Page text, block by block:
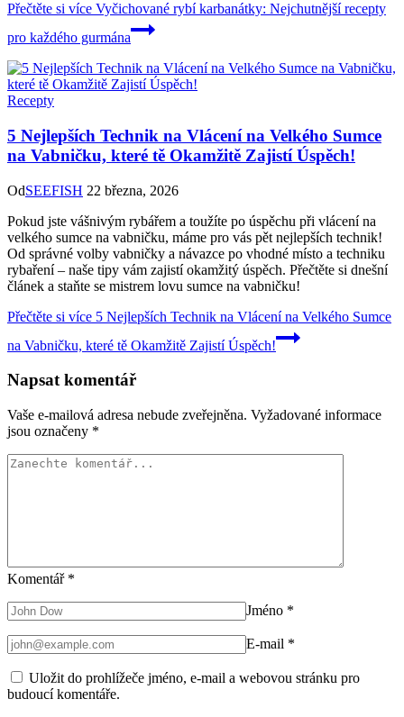
Přečtěte si více Vyčichované rybí karbanátky: Nejchutnější recepty
pro každého gurmána
Recepty
5 Nejlepších Technik na Vlácení na Velkého Sumce
na Vabničku, které tě Okamžitě Zajistí Úspěch!
OdSEEFISH 22 března, 2026
Pokud jste vášnivým rybářem a toužíte po úspěchu při vlácení na
velkého sumce na vabničku, máme pro vás pět nejlepších technik!
Od správné volby vabničky a návazce po vhodné místo a techniku
rybaření – naše tipy vám zajistí okamžitý úspěch. Přečtěte si dnešní
článek a staňte se mistrem lovu sumce na vabničku!
Přečtěte si více 5 Nejlepších Technik na Vlácení na Velkého Sumce
na Vabničku, které tě Okamžitě Zajistí Úspěch!
Napsat komentář
Vaše e-mailová adresa nebude zveřejněna. Vyžadované informace
jsou označeny *
Komentář *
Jméno *
E-mail *
Uložit do prohlížeče jméno, e-mail a webovou stránku pro
budoucí komentáře.